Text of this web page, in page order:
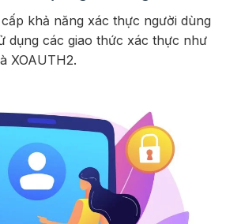
khả năng xác thực người dùng
dụng các giao thức xác thực như
XOAUTH2.